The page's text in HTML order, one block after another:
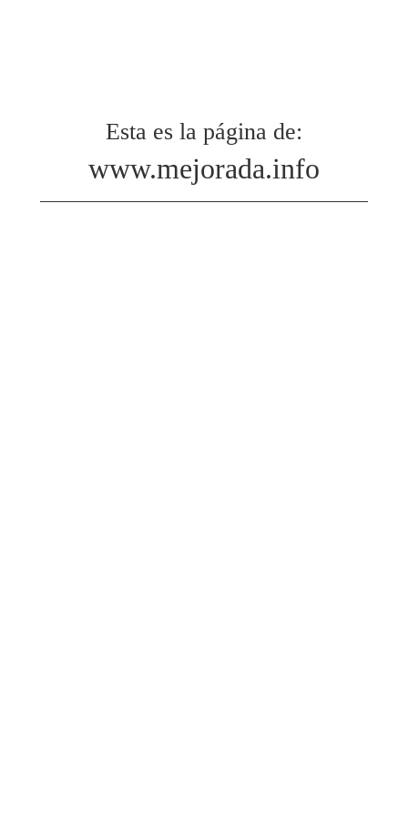
Esta es la página de:
www.mejorada.info